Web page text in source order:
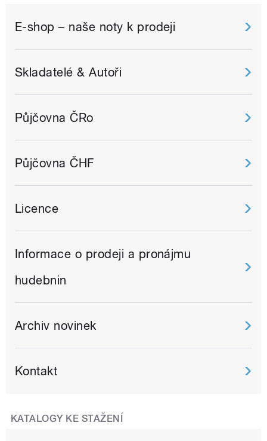
E-shop – naše noty k prodeji
Skladatelé & Autoři
Půjčovna ČRo
Půjčovna ČHF
Licence
Informace o prodeji a pronájmu
hudebnin
Archiv novinek
Kontakt
KATALOGY KE STAŽENÍ